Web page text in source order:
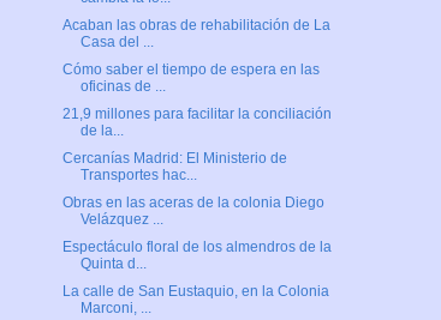
Acaban las obras de rehabilitación de La
Casa del ...
Cómo saber el tiempo de espera en las
oficinas de ...
21,9 millones para facilitar la conciliación
de la...
Cercanías Madrid: El Ministerio de
Transportes hac...
Obras en las aceras de la colonia Diego
Velázquez ...
Espectáculo floral de los almendros de la
Quinta d...
La calle de San Eustaquio, en la Colonia
Marconi, ...